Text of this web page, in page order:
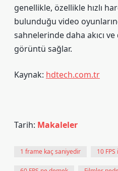
genellikle, özellikle hızlı
bulunduğu video
sahnelerinde daha akıcı
görüntü sağlar.
Kaynak: hdtech.com.tr
Tarih: Makaleler
1 frame kaç saniyedir 10